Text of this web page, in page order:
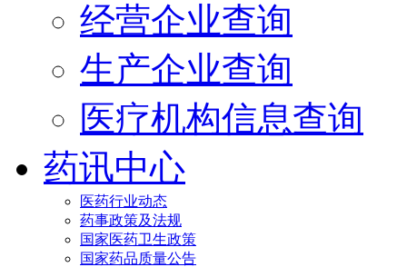
经营企业查询
生产企业查询
医疗机构信息查询
药讯中心
医药行业动态
药事政策及法规
国家医药卫生政策
国家药品质量公告